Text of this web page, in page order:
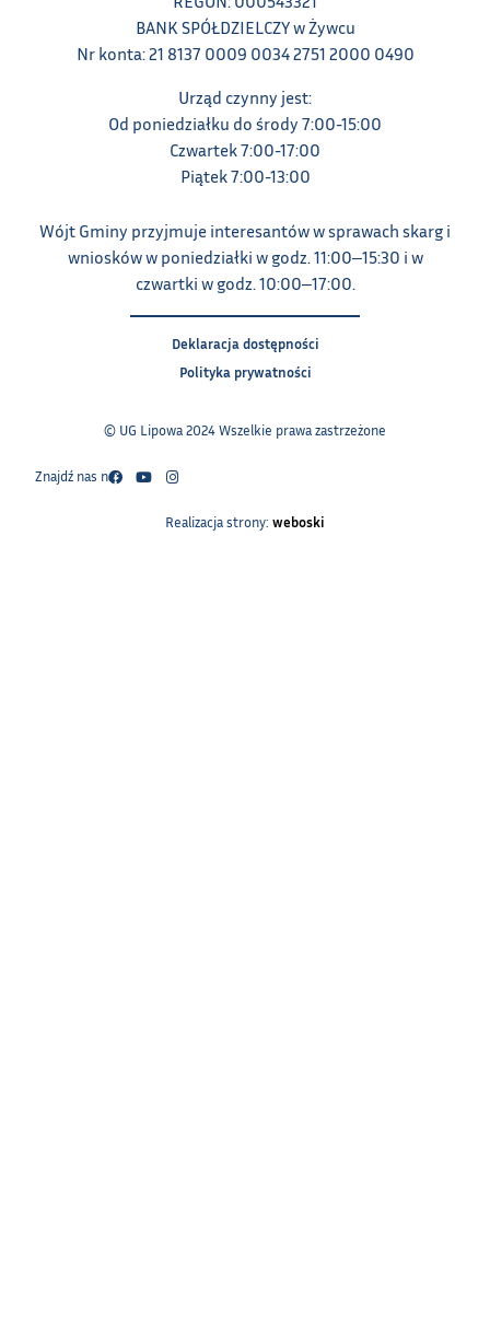
BANK SPÓŁDZIELCZY w Żywcu
Nr konta: 21 8137 0009 0034 2751 2000 0490
Urząd czynny jest:
Od poniedziałku do środy 7:00-15:00
Czwartek 7:00-17:00
Piątek 7:00-13:00
Wójt Gminy przyjmuje interesantów w sprawach skarg i
wniosków w poniedziałki w godz. 11:00‒15:30 i w
czwartki w godz. 10:00‒17:00.
Deklaracja dostępności
Polityka prywatności
© UG Lipowa 2024 Wszelkie prawa zastrzeżone
Znajdź nas na:
Realizacja strony: weboski